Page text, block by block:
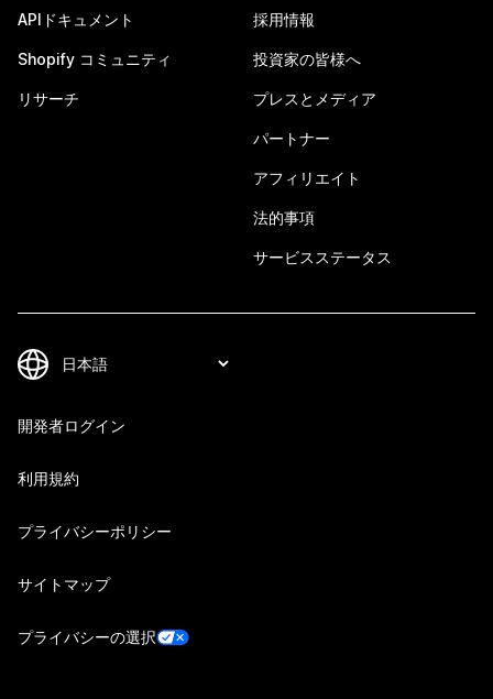
APIドキュメント
Shopify コミュニティ
リサーチ
採用情報
投資家の皆様へ
プレスとメディア
パートナー
アフィリエイト
法的事項
サービスステータス
開発者ログイン
利用規約
プライバシーポリシー
サイトマップ
プライバシーの選択